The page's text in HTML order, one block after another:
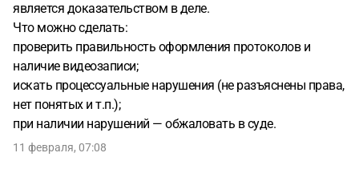
является доказательством в деле.
Что можно сделать:
проверить правильность оформления протоколов и
наличие видеозаписи;
искать процессуальные нарушения (не разъяснены права,
нет понятых и т.п.);
при наличии нарушений — обжаловать в суде.
11 февраля, 07:08